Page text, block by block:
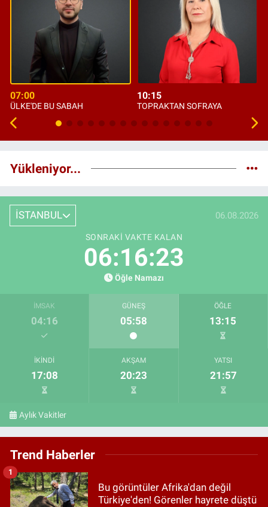
07:00
ÜLKE'DE BU SABAH
10:15
TOPRAKTAN SOFRAYA
Yükleniyor...
İSTANBUL 06.08.2026
SONRAKI VAKTE KALAN
06:16:22
Öğle Namazı
İMSAK
04:16
GÜNEŞ
05:58
ÖĞLE
13:15
İKINDI
17:08
AKŞAM
20:23
YATSI
21:57
Aylık Vakitler
Trend Haberler
Bu görüntüler Afrika'dan değil
Türkiye'den! Görenler hayrete düştü
1